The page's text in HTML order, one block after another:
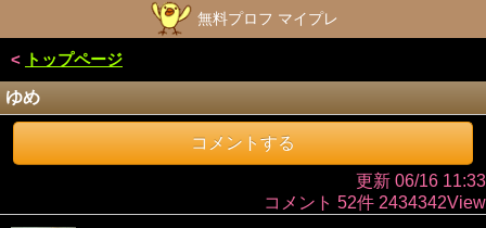
無料プロフ マイプレ
< トップページ
ゆめ
コメントする
更新 06/16 11:33
コメント 52件 2434342View